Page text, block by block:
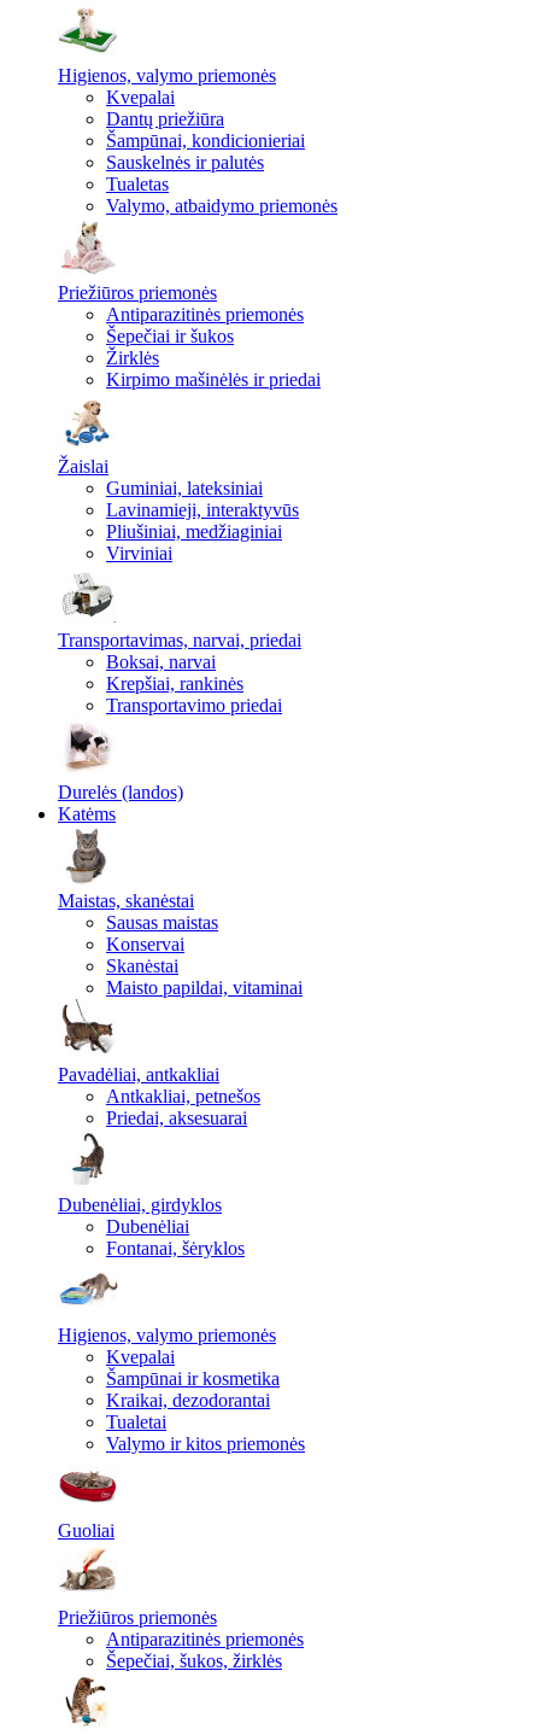
Higienos, valymo priemonės
Kvepalai
Dantų priežiūra
Šampūnai, kondicionieriai
Sauskelnės ir palutės
Tualetas
Valymo, atbaidymo priemonės
Priežiūros priemonės
Antiparazitinės priemonės
Šepečiai ir šukos
Žirklės
Kirpimo mašinėlės ir priedai
Žaislai
Guminiai, lateksiniai
Lavinamieji, interaktyvūs
Pliušiniai, medžiaginiai
Virviniai
Transportavimas, narvai, priedai
Boksai, narvai
Krepšiai, rankinės
Transportavimo priedai
Durelės (landos)
Katėms
Maistas, skanėstai
Sausas maistas
Konservai
Skanėstai
Maisto papildai, vitaminai
Pavadėliai, antkakliai
Antkakliai, petnešos
Priedai, aksesuarai
Dubenėliai, girdyklos
Dubenėliai
Fontanai, šėryklos
Higienos, valymo priemonės
Kvepalai
Šampūnai ir kosmetika
Kraikai, dezodorantai
Tualetai
Valymo ir kitos priemonės
Guoliai
Priežiūros priemonės
Antiparazitinės priemonės
Šepečiai, šukos, žirklės